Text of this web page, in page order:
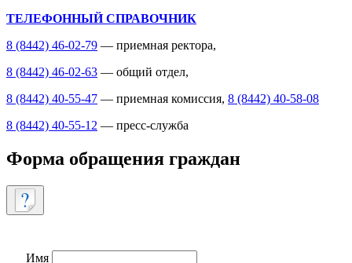
ТЕЛЕФОННЫЙ СПРАВОЧНИК
8 (8442) 46-02-79 — приемная ректора,
8 (8442) 46-02-63 — общий отдел,
8 (8442) 40-55-47 — приемная комиссия, 8 (8442) 40-58-08
8 (8442) 40-55-12 — пресс-служба
Форма обращения граждан
Имя